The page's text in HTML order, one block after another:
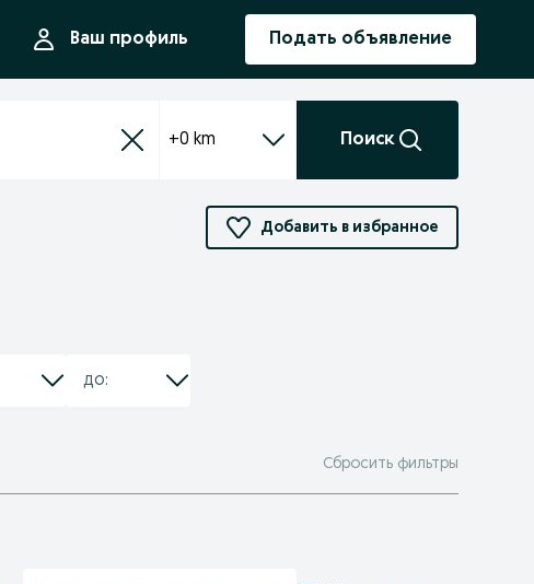
Ваш профиль Подать объявление
+0 km Поиск
Добавить в избранное
Сбросить фильтры